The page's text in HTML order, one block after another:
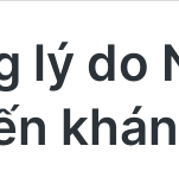
lý do